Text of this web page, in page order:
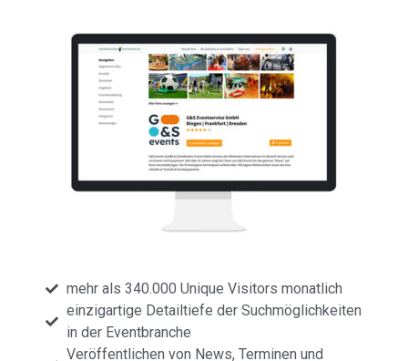
mehr als 340.000 Unique Visitors monatlich
einzigartige Detailtiefe der Suchmöglichkeiten
in der Eventbranche
Veröffentlichen von News, Terminen und